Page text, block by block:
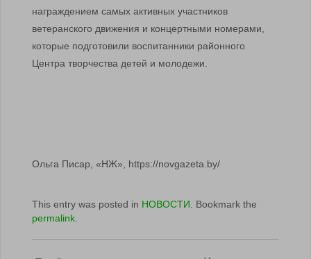
награждением самых активных участников
ветеранского движения и концертными номерами,
которые подготовили воспитанники районного
Центра творчества детей и молодежи.
Ольга Писар, «НЖ», https://novgazeta.by/
This entry was posted in НОВОСТИ . Bookmark the
permalink